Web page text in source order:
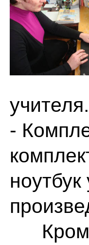
учителя.
-
Кроме